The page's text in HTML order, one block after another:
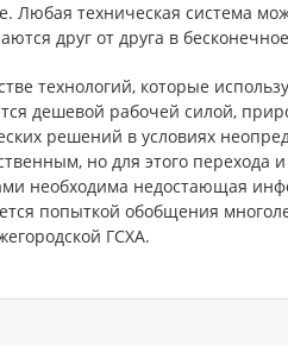
Любая техническая система
друг от друга в
технологий, которые
дешевой рабочей силой,
решений в условиях
но для этого
необходима недостающая
попыткой обобщения
ГСХА.